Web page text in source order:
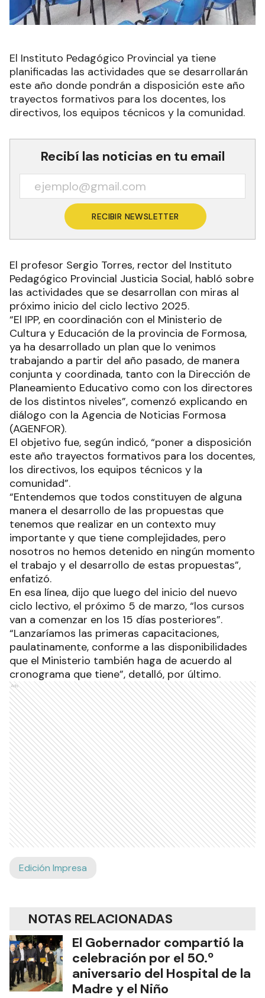
El Instituto Pedagógico Provincial ya tiene
planificadas las actividades que se desarrollarán
este año donde pondrán a disposición este año
trayectos formativos para los docentes, los
directivos, los equipos técnicos y la comunidad.
Recibí las noticias en tu email
RECIBIR NEWSLETTER
El profesor Sergio Torres, rector del Instituto
Pedagógico Provincial Justicia Social, habló sobre
las actividades que se desarrollan con miras al
próximo inicio del ciclo lectivo 2025.
“El IPP, en coordinación con el Ministerio de
Cultura y Educación de la provincia de Formosa,
ya ha desarrollado un plan que lo venimos
trabajando a partir del año pasado, de manera
conjunta y coordinada, tanto con la Dirección de
Planeamiento Educativo como con los directores
de los distintos niveles”, comenzó explicando en
diálogo con la Agencia de Noticias Formosa
(AGENFOR).
El objetivo fue, según indicó, “poner a disposición
este año trayectos formativos para los docentes,
los directivos, los equipos técnicos y la
comunidad”.
“Entendemos que todos constituyen de alguna
manera el desarrollo de las propuestas que
tenemos que realizar en un contexto muy
importante y que tiene complejidades, pero
nosotros no hemos detenido en ningún momento
el trabajo y el desarrollo de estas propuestas”,
enfatizó.
En esa línea, dijo que luego del inicio del nuevo
ciclo lectivo, el próximo 5 de marzo, “los cursos
van a comenzar en los 15 días posteriores”.
“Lanzaríamos las primeras capacitaciones,
paulatinamente, conforme a las disponibilidades
que el Ministerio también haga de acuerdo al
cronograma que tiene”, detalló, por último.
Ads
Edición Impresa
NOTAS RELACIONADAS
El Gobernador compartió la
celebración por el 50.º
aniversario del Hospital de la
Madre y el Niño